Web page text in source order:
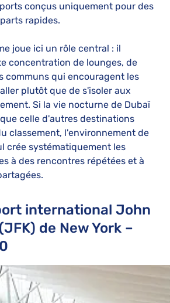
conçus uniquement pour des
rapides.
joue ici un rôle central : il
concentration de lounges, de
communs qui encouragent les
plutôt que de s'isoler aux
Si la vie nocturne de Dubaï
celle d'autres destinations
classement, l'environnement de
crée systématiquement les
à des rencontres répétées et à
international John
de New York –